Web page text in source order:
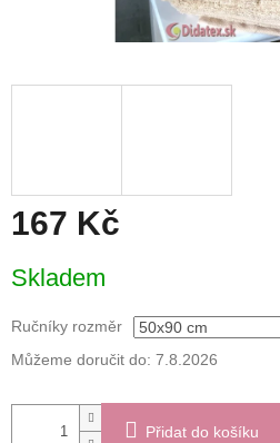
167 Kč
cena:
Skladem
Ručníky rozměr
Můžeme doručit do: 7.8.2026
Přidat do košíku